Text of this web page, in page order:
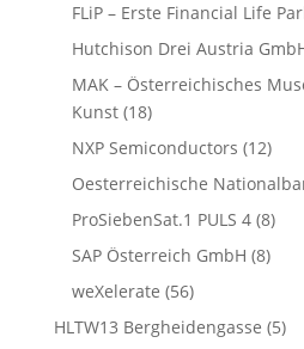
FLiP – Erste Financial Life
Hutchison Drei Austria
MAK – Österreichisches
Kunst(18)
NXP Semiconductors (12)
Oesterreichische
ProSiebenSat.1 PULS 4(8)
SAP Österreich GmbH (8)
weXelerate (56)
HLTW13 Bergheidengasse (5)